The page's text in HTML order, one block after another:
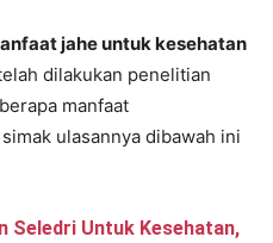
jahe untuk kesehatan
dilakukan penelitian
manfaat
ulasannya dibawah ini
Seledri Untuk Kesehatan,